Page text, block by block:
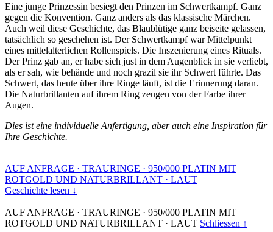
Eine junge Prinzessin besiegt den Prinzen im Schwertkampf. Ganz
gegen die Konvention. Ganz anders als das klassische Märchen.
Auch weil diese Geschichte, das Blaublütige ganz beiseite gelassen,
tatsächlich so geschehen ist. Der Schwertkampf war Mittelpunkt
eines mittelalterlichen Rollenspiels. Die Inszenierung eines Rituals.
Der Prinz gab an, er habe sich just in dem Augenblick in sie verliebt,
als er sah, wie behände und noch grazil sie ihr Schwert führte. Das
Schwert, das heute über ihre Ringe läuft, ist die Erinnerung daran.
Die Naturbrillanten auf ihrem Ring zeugen von der Farbe ihrer
Augen.
Dies ist eine individuelle Anfertigung, aber auch eine Inspiration für
Ihre Geschichte.
AUF ANFRAGE · TRAURINGE · 950/000 PLATIN MIT
ROTGOLD UND NATURBRILLANT · LAUT
Geschichte lesen ↓
AUF ANFRAGE · TRAURINGE · 950/000 PLATIN MIT
ROTGOLD UND NATURBRILLANT · LAUT Schliessen ↑